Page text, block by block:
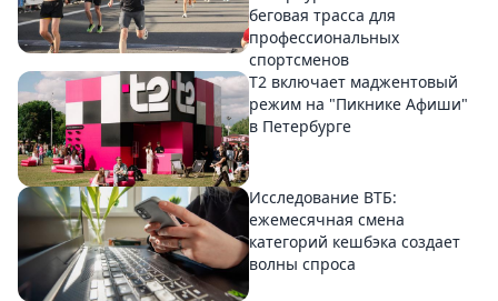
беговая трасса для
профессиональных
спортсменов
Т2 включает маджентовый
режим на "Пикнике Афиши"
в Петербурге
Исследование ВТБ:
ежемесячная смена
категорий кешбэка создает
волны спроса